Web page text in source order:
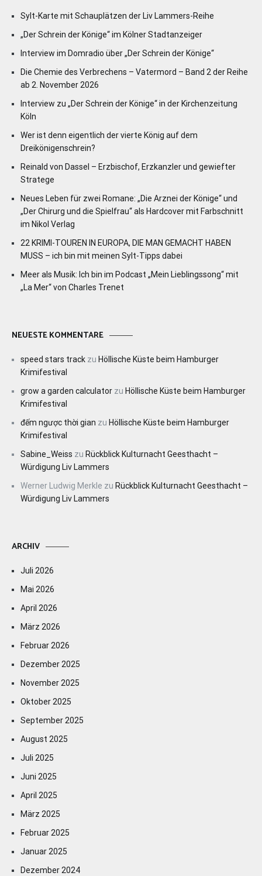
Sylt-Karte mit Schauplätzen der Liv Lammers-Reihe
„Der Schrein der Könige“ im Kölner Stadtanzeiger
Interview im Domradio über „Der Schrein der Könige“
Die Chemie des Verbrechens – Vatermord – Band 2 der Reihe
ab 2. November 2026
Interview zu „Der Schrein der Könige“ in der Kirchenzeitung
Köln
Wer ist denn eigentlich der vierte König auf dem
Dreikönigenschrein?
Reinald von Dassel – Erzbischof, Erzkanzler und gewiefter
Stratege
Neues Leben für zwei Romane: „Die Arznei der Könige“ und
„Der Chirurg und die Spielfrau“ als Hardcover mit Farbschnitt
im Nikol Verlag
22 KRIMI-TOUREN IN EUROPA, DIE MAN GEMACHT HABEN
MUSS – ich bin mit meinen Sylt-Tipps dabei
Meer als Musik: Ich bin im Podcast „Mein Lieblingssong“ mit
„La Mer“ von Charles Trenet
NEUESTE KOMMENTARE
speed stars track zu Höllische Küste beim Hamburger
Krimifestival
grow a garden calculator zu Höllische Küste beim Hamburger
Krimifestival
đếm ngược thời gian zu Höllische Küste beim Hamburger
Krimifestival
Sabine_Weiss zu Rückblick Kulturnacht Geesthacht –
Würdigung Liv Lammers
Werner Ludwig Merkle zu Rückblick Kulturnacht Geesthacht –
Würdigung Liv Lammers
ARCHIV
Juli 2026
Mai 2026
April 2026
März 2026
Februar 2026
Dezember 2025
November 2025
Oktober 2025
September 2025
August 2025
Juli 2025
Juni 2025
April 2025
März 2025
Februar 2025
Januar 2025
Dezember 2024